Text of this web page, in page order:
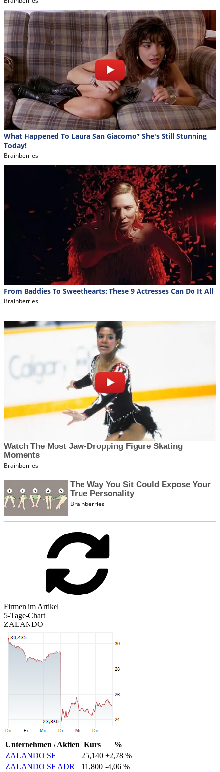
Firmen im Artikel
5-Tage-Chart
ZALANDO
Unternehmen / Aktien Kurs
%
ZALANDO SE
25,140 +2,78 %
ZALANDO SE ADR
11,800 -4,06 %